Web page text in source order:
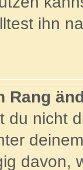
ihn
Rang
du nicht
davon,